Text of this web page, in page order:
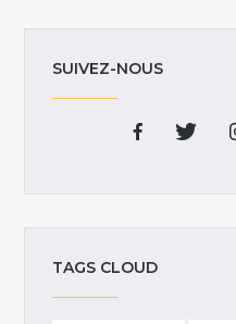
SUIVEZ-NOUS
TAGS CLOUD